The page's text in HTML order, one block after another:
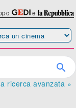
e
ricerca avanzata »